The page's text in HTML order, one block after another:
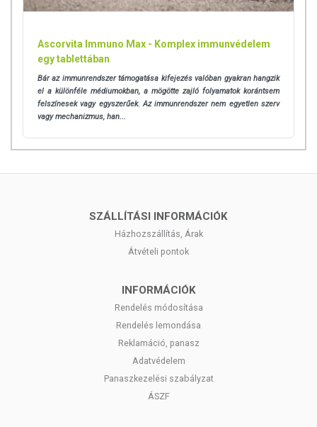
Ascorvita Immuno Max - Komplex immunvédelem
egy tablettában
Bár az immunrendszer támogatása kifejezés valóban gyakran hangzik
el a különféle médiumokban, a mögötte zajló folyamatok korántsem
felszínesek vagy egyszerűek. Az immunrendszer nem egyetlen szerv
vagy mechanizmus, han...
SZÁLLÍTÁSI INFORMÁCIÓK
Házhozszállítás, Árak
Átvételi pontok
INFORMÁCIÓK
Rendelés módosítása
Rendelés lemondása
Reklamáció, panasz
Adatvédelem
Panaszkezelési szabályzat
ÁSZF